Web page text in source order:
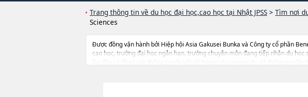
Trang thông tin về du học đại học,cao học tại Nhật JPSS > Tìm nơi
Sciences
Được đồng vận hành bởi Hiệp hội Asia Gakusei Bunka và Công ty cổ phần
cao học, trường đại học ngắn hạn, trường chuyên môn đang tiếp nhận du học
Tại đây có đăng các thông tin chi tiết về Nagasaki University, và thông tin